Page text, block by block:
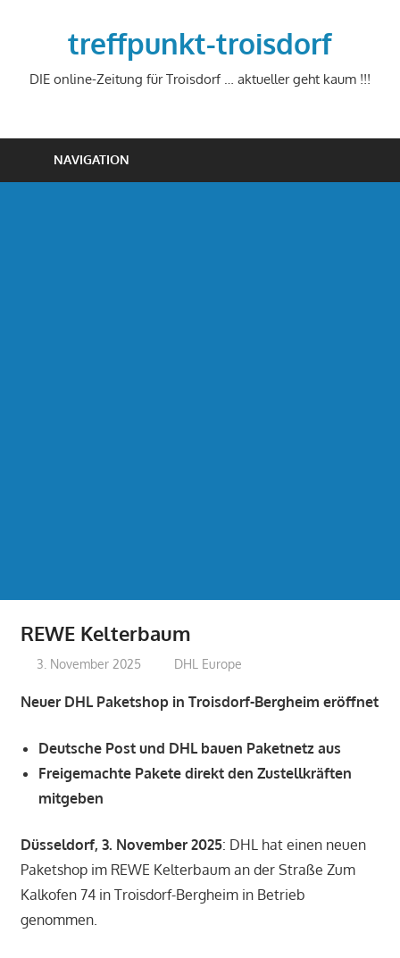
treffpunkt-troisdorf
DIE online-Zeitung für Troisdorf … aktueller geht kaum !!!
NAVIGATION
REWE Kelterbaum
3. November 2025 treffpunkt
DHL Europe
Neuer DHL Paketshop in Troisdorf-Bergheim eröffnet
Deutsche Post und DHL bauen Paketnetz aus
Freigemachte Pakete direkt den Zustellkräften
mitgeben
Düsseldorf, 3. November 2025: DHL hat einen neuen
Paketshop im REWE Kelterbaum an der Straße Zum
Kalkofen 74 in Troisdorf-Bergheim in Betrieb
genommen.